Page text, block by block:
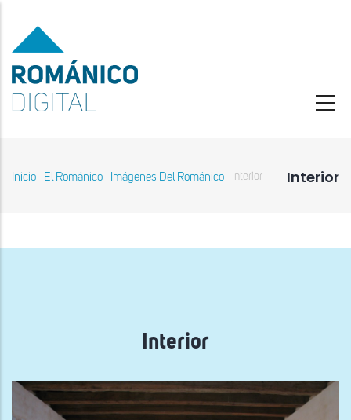
contenido
principal
Interior
Sobrescribir
navegación
Inicio - El Románico - Imágenes Del Románico - Interior
Interior